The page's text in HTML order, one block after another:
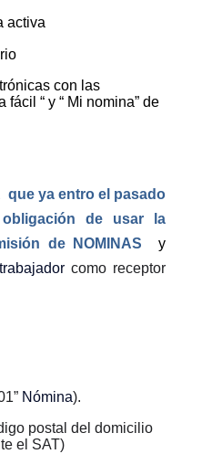
activa
con las
fácil “ y “ Mi nomina” de
que ya entro el pasado
de usar la
de NOMINAS
y
trabajador como receptor
Nómina).
postal del domicilio
el SAT)